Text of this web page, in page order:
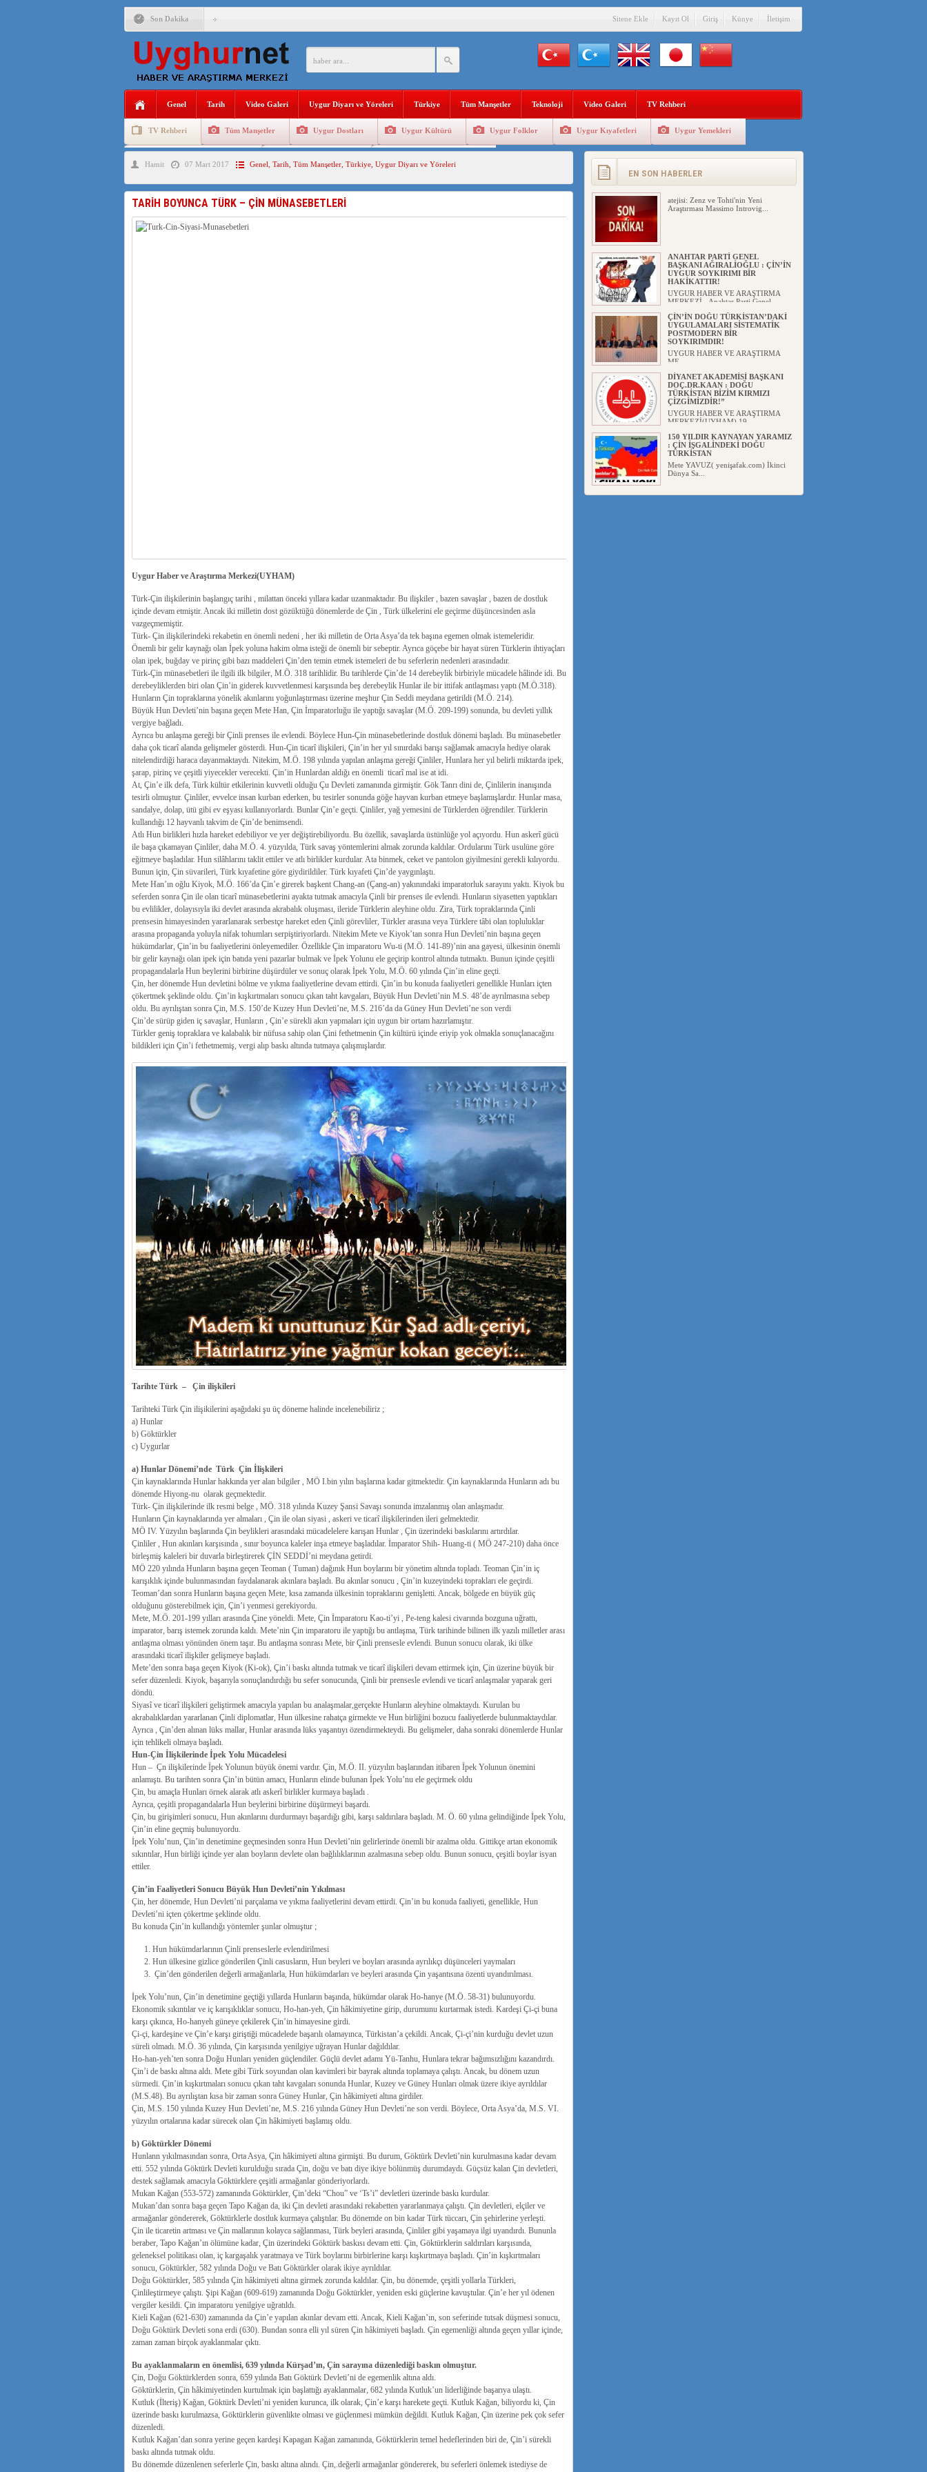
Son Dakika
ANAHTAR PARTİ GENEL BAŞKANI AĞIRALİOĞLU : ÇİN’İN UYGUR SOYKIRIMI BİR HAKİKATTIR!
ÇİN’İN DOĞU TÜRKİSTAN’DAKİ UYGULAMALARI SİSTEMATİK POSTMODERN BİR SOYKIRIMDIR!
DİYANET AKADEMİSİ BAŞKANI DOÇ.DR.KAAN : DOĞU TÜRKİSTAN BİZİM KIRMIZI ÇİZGİMİZDİR!”
150 YILDIR KAYNAYAN YARAMIZ : ÇİN İŞGALİNDEKİ DOĞU TÜRKİSTAN
MHP’DEN URUMÇİ KATLİAMI MESAJİ : 05.07.2009 URUMÇİ ŞEHİTLERİNİ RAHMETLE ANIYORUZ
ÇİN’İN ANKARA BÜYÜKELÇİSİ JİANG’İN TRABZON ZİYARETİ
Sitene Ekle Kayıt Ol Giriş Künye İletişim
Genel Tarih Video Galeri Uygur Diyarı ve Yöreleri Türkiye Tüm Manşetler Teknoloji Video Galeri TV Rehberi
TV Rehberi Tüm Manşetler Uygur Dostları Uygur Kültürü Uygur Folklor Uygur Kıyafetleri Uygur Yemekleri
Uygurlarda Düğün ve Cenaze
Hamit 07 Mart 2017 Genel Tarih Tüm Manşetler, Türkiye, Uygur Diyarı ve Yöreleri
TARİH BOYUNCA TÜRK – ÇİN MÜNASEBETLERİ
Uygur Haber ve Araştırma Merkezi(UYHAM)
Türk-Çin ilişkilerinin başlangıç tarihi , milattan önceki yıllara kadar uzanmaktadır. Bu ilişkiler , bazen savaşlar , bazen de dostluk
içinde devam etmiştir. Ancak iki milletin dost gözüktüğü dönemlerde de Çin , Türk ülkelerini ele geçirme düşüncesinden asla
vazgeçmemiştir.
Türk- Çin ilişkilerindeki rekabetin en önemli nedeni , her iki milletin de Orta Asya’da tek başına egemen olmak istemeleridir.
Önemli bir gelir kaynağı olan İpek yoluna hakim olma isteği de önemli bir sebeptir. Ayrıca göçebe bir hayat süren Türklerin ihtiyaçları
olan ipek, buğday ve pirinç gibi bazı maddeleri Çin’den temin etmek istemeleri de bu seferlerin nedenleri arasındadır.
Türk-Çin münasebetleri ile ilgili ilk bilgiler, M.Ö. 318 tarihlidir. Bu tarihlerde Çin’de 14 derebeylik birbiriyle mücadele hâlinde idi. Bu
derebeyliklerden biri olan Çin’in giderek kuvvetlenmesi karşısında beş derebeylik Hunlar ile bir ittifak antlaşması yaptı (M.Ö.318).
Hunların Çin topraklarına yönelik akınlarını yoğunlaştırması üzerine meşhur Çin Seddi meydana getirildi (M.Ö. 214).
Büyük Hun Devleti’nin başına geçen Mete Han, Çin İmparatorluğu ile yaptığı savaşlar (M.Ö. 209-199) sonunda, bu devleti yıllık
vergiye bağladı.
Ayrıca bu anlaşma gereği bir Çinli prenses ile evlendi. Böylece Hun-Çin münasebetlerinde dostluk dönemi başladı. Bu münasebetler
daha çok ticarî alanda gelişmeler gösterdi. Hun-Çin ticarî ilişkileri, Çin’in her yıl sınırdaki barışı sağlamak amacıyla hediye olarak
nitelendirdiği haraca dayanmaktaydı. Nitekim, M.Ö. 198 yılında yapılan anlaşma gereği Çinliler, Hunlara her yıl belirli miktarda ipek,
şarap, pirinç ve çeşitli yiyecekler verecekti. Çin’in Hunlardan aldığı en önemli ticarî mal ise at idi.
At, Çin’e ilk defa, Türk kültür etkilerinin kuvvetli olduğu Çu Devleti zamanında girmiştir. Gök Tanrı dini de, Çinlilerin inanışında
tesirli olmuştur. Çinliler, evvelce insan kurban ederken, bu tesirler sonunda göğe hayvan kurban etmeye başlamışlardır. Hunlar masa,
sandalye, dolap, ütü gibi ev eşyası kullanıyorlardı. Bunlar Çin’e geçti. Çinliler, yağ yemesini de Türklerden öğrendiler. Türklerin
kullandığı 12 hayvanlı takvim de Çin’de benimsendi.
Atlı Hun birlikleri hızla hareket edebiliyor ve yer değiştirebiliyordu. Bu özellik, savaşlarda üstünlüğe yol açıyordu. Hun askerî gücü
ile başa çıkamayan Çinliler, daha M.Ö. 4. yüzyılda, Türk savaş yöntemlerini almak zorunda kaldılar. Ordularını Türk usulüne göre
eğitmeye başladılar. Hun silâhlarını taklit ettiler ve atlı birlikler kurdular. Ata binmek, ceket ve pantolon giyilmesini gerekli kılıyordu.
Bunun için, Çin süvarileri, Türk kıyafetine göre giydirildiler. Türk kıyafeti Çin’de yaygınlaştı.
Mete Han’ın oğlu Kiyok, M.Ö. 166’da Çin’e girerek başkent Chang-an (Çang-an) yakınındaki imparatorluk sarayını yaktı. Kiyok bu
seferden sonra Çin ile olan ticarî münasebetlerini ayakta tutmak amacıyla Çinli bir prenses ile evlendi. Hunların siyasetten yaptıkları
bu evlilikler, dolayısıyla iki devlet arasında akrabalık oluşması, ileride Türklerin aleyhine oldu. Zira, Türk topraklarında Çinli
prensesin himayesinden yararlanarak serbestçe hareket eden Çinli görevliler, Türkler arasına veya Türklere tâbi olan topluluklar
arasına propaganda yoluyla nifak tohumları serpiştiriyorlardı. Nitekim Mete ve Kiyok’tan sonra Hun Devleti’nin başına geçen
hükümdarlar, Çin’in bu faaliyetlerini önleyemediler. Özellikle Çin imparatoru Wu-ti (M.Ö. 141-89)’nin ana gayesi, ülkesinin önemli
bir gelir kaynağı olan ipek için batıda yeni pazarlar bulmak ve İpek Yolunu ele geçirip kontrol altında tutmaktı. Bunun içinde çeşitli
propagandalarla Hun beylerini birbirine düşürdüler ve sonuç olarak İpek Yolu, M.Ö. 60 yılında Çin’in eline geçti.
Çin, her dönemde Hun devletini bölme ve yıkma faaliyetlerine devam ettirdi. Çin’in bu konuda faaliyetleri genellikle Hunları içten
çökertmek şeklinde oldu. Çin’in kışkırtmaları sonucu çıkan taht kavgaları, Büyük Hun Devleti’nin M.S. 48’de ayrılmasına sebep
oldu. Bu ayrılıştan sonra Çin, M.S. 150’de Kuzey Hun Devleti’ne, M.S. 216’da da Güney Hun Devleti’ne son verdi
Çin’de sürüp giden iç savaşlar, Hunların , Çin’e sürekli akın yapmaları için uygun bir ortam hazırlamıştır.
Türkler geniş topraklara ve kalabalık bir nüfusa sahip olan Çini fethetmenin Çin kültürü içinde eriyip yok olmakla sonuçlanacağını
bildikleri için Çin’i fethetmemiş, vergi alıp baskı altında tutmaya çalışmışlardır.
Tarihte Türk – Çin ilişkileri
Tarihteki Türk Çin ilişikilerini aşağıdaki şu üç döneme halinde incelenebiliriz ;
a) Hunlar
b) Göktürkler
c) Uygurlar
a) Hunlar Dönemi’nde Türk Çin İlişkileri
Çin kaynaklarında Hunlar hakkında yer alan bilgiler , MÖ I.bin yılın başlarına kadar gitmektedir. Çin kaynaklarında Hunların adı bu
dönemde Hiyong-nu olarak geçmektedir.
Türk- Çin ilişkilerinde ilk resmi belge , MÖ. 318 yılında Kuzey Şansi Savaşı sonunda imzalanmış olan anlaşmadır.
Hunların Çin kaynaklarında yer almaları , Çin ile olan siyasi , askeri ve ticarî ilişkilerinden ileri gelmektedir.
MÖ IV. Yüzyılın başlarında Çin beylikleri arasındaki mücadelelere karışan Hunlar , Çin üzerindeki baskılarını artırdılar.
Çinliler , Hun akınları karşısında , sınır boyunca kaleler inşa etmeye başladılar. İmparator Shih- Huang-ti ( MÖ 247-210) daha önce
birleşmiş kaleleri bir duvarla birleştirerek ÇİN SEDDİ’ni meydana getirdi.
MÖ 220 yılında Hunların başına geçen Teoman ( Tuman) dağınık Hun boylarını bir yönetim altında topladı. Teoman Çin’in iç
karışıklık içinde bulunmasından faydalanarak akınlara başladı. Bu akınlar sonucu , Çin’in kuzeyindeki toprakları ele geçirdi.
Teoman’dan sonra Hunların başına geçen Mete, kısa zamanda ülkesinin topraklarını genişletti. Ancak, bölgede en büyük güç
olduğunu gösterebilmek için, Çin’i yenmesi gerekiyordu.
Mete, M.Ö. 201-199 yılları arasında Çine yöneldi. Mete, Çin İmparatoru Kao-ti’yi , Pe-teng kalesi civarında bozguna uğrattı,
imparator, barış istemek zorunda kaldı. Mete’nin Çin imparatoru ile yaptığı bu antlaşma, Türk tarihinde bilinen ilk yazılı milletler arası
antlaşma olması yönünden önem taşır. Bu antlaşma sonrası Mete, bir Çinli prensesle evlendi. Bunun sonucu olarak, iki ülke
arasındaki ticarî ilişkiler gelişmeye başladı.
Mete’den sonra başa geçen Kiyok (Ki-ok), Çin’i baskı altında tutmak ve ticarî ilişkileri devam ettirmek için, Çin üzerine büyük bir
sefer düzenledi. Kiyok, başarıyla sonuçlandırdığı bu sefer sonucunda, Çinli bir prensesle evlendi ve ticarî anlaşmalar yaparak geri
döndü.
Siyasî ve ticarî ilişkileri geliştirmek amacıyla yapılan bu analaşmalar,gerçekte Hunların aleyhine olmaktaydı. Kurulan bu
akrabalıklardan yararlanan Çinli diplomatlar, Hun ülkesine rahatça girmekte ve Hun birliğini bozucu faaliyetlerde bulunmaktaydılar.
Ayrıca , Çin’den alınan lüks mallar, Hunlar arasında lüks yaşantıyı özendirmekteydi. Bu gelişmeler, daha sonraki dönemlerde Hunlar
için tehlikeli olmaya başladı.
Hun-Çin İlişkilerinde İpek Yolu Mücadelesi
Hun – Çn ilişkilerinde İpek Yolunun büyük önemi vardır. Çin, M.Ö. II. yüzyılın başlarından itibaren İpek Yolunun önemini
anlamıştı. Bu tarihten sonra Çin’in bütün amacı, Hunların elinde bulunan İpek Yolu’nu ele geçirmek oldu
Çin, bu amaçla Hunları örnek alarak atlı askerî birlikler kurmaya başladı .
Ayrıca, çeşitli propagandalarla Hun beylerini birbirine düşürmeyi başardı.
Çin, bu girişimleri sonucu, Hun akınlarını durdurmayı başardığı gibi, karşı saldırılara başladı. M. Ö. 60 yılına gelindiğinde İpek Yolu,
Çin’in eline geçmiş bulunuyordu.
İpek Yolu’nun, Çin’in denetimine geçmesinden sonra Hun Devleti’nin gelirlerinde önemli bir azalma oldu. Gittikçe artan ekonomik
sıkıntılar, Hun birliği içinde yer alan boyların devlete olan bağlılıklarının azalmasına sebep oldu. Bunun sonucu, çeşitli boylar isyan
ettiler.
Çin’in Faaliyetleri Sonucu Büyük Hun Devleti’nin Yıkılması
Çin, her dönemde, Hun Devleti’ni parçalama ve yıkma faaliyetlerini devam ettirdi. Çin’in bu konuda faaliyeti, genellikle, Hun
Devleti’ni içten çökertme şeklinde oldu.
Bu konuda Çin’in kullandığı yöntemler şunlar olmuştur ;
Hun hükümdarlarının Çinli prenseslerle evlendirilmesi
Hun ülkesine gizlice gönderilen Çinli casusların, Hun beyleri ve boyları arasında ayrılıkçı düşünceleri yaymaları
Çin’den gönderilen değerli armağanlarla, Hun hükümdarları ve beyleri arasında Çin yaşantısına özenti uyandırılması.
İpek Yolu’nun, Çin’in denetimine geçtiği yıllarda Hunların başında, hükümdar olarak Ho-hanye (M.Ö. 58-31) bulunuyordu.
Ekonomik sıkıntılar ve iç karışıklıklar sonucu, Ho-han-yeh, Çin hâkimiyetine girip, durumunu kurtarmak istedi. Kardeşi Çi-çi buna
karşı çıkınca, Ho-hanyeh güneye çekilerek Çin’in himayesine girdi.
Çi-çi, kardeşine ve Çin’e karşı giriştiği mücadelede başarılı olamayınca, Türkistan’a çekildi. Ancak, Çi-çi’nin kurduğu devlet uzun
süreli olmadı. M.Ö. 36 yılında, Çin karşısında yenilgiye uğrayan Hunlar dağıldılar.
Ho-han-yeh’ten sonra Doğu Hunları yeniden güçlendiler. Güçlü devlet adamı Yü-Tanhu, Hunlara tekrar bağımsızlığını kazandırdı.
Çin’i de baskı altına aldı. Mete gibi Türk soyundan olan kavimleri bir bayrak altında toplamaya çalıştı. Ancak, bu dönem uzun
sürmedi. Çin’in kışkırtmaları sonucu çıkan taht kavgaları sonunda Hunlar, Kuzey ve Güney Hunları olmak üzere ikiye ayrıldılar
(M.S.48). Bu ayrılıştan kısa bir zaman sonra Güney Hunlar, Çin hâkimiyeti altına girdiler.
Çin, M.S. 150 yılında Kuzey Hun Devleti’ne, M.S. 216 yılında Güney Hun Devleti’ne son verdi. Böylece, Orta Asya’da, M.S. VI.
yüzyılın ortalarına kadar sürecek olan Çin hâkimiyeti başlamış oldu.
b) Göktürkler Dönemi
Hunlann yıkılmasından sonra, Orta Asya, Çin hâkimiyeti altına girmişti. Bu durum, Göktürk Devleti’nin kurulmasına kadar devam
etti. 552 yılında Göktürk Devleti kurulduğu sırada Çin, doğu ve batı diye ikiye bölünmüş durumdaydı. Güçsüz kalan Çin devletleri,
destek sağlamak amacıyla Göktürklere çeşitli armağanlar gönderiyorlardı.
Mukan Kağan (553-572) zamanında Göktürkler, Çin’deki “Chou” ve ‘Ts’i” devletleri üzerinde baskı kurdular.
Mukan’dan sonra başa geçen Tapo Kağan da, iki Çin devleti arasındaki rekabetten yararlanmaya çalıştı. Çin devletleri, elçiler ve
armağanlar göndererek, Göktürklerle dostluk kurmaya çalıştılar. Bu dönemde on bin kadar Türk tüccarı, Çin şehirlerine yerleşti.
Çin ile ticaretin artması ve Çin mallarının kolayca sağlanması, Türk beyleri arasında, Çinliler gibi yaşamaya ilgi uyandırdı. Bununla
beraber, Tapo Kağan’ın ölümüne kadar, Çin üzerindeki Göktürk baskısı devam etti. Çin, Göktürklerin saldırıları karşısında,
geleneksel politikası olan, iç kargaşalık yaratmaya ve Türk boylarını birbirlerine karşı kışkırtmaya başladı. Çin’in kışkırtmaları
sonucu, Göktürkler, 582 yılında Doğu ve Batı Göktürkler olarak ikiye ayrıldılar.
Doğu Göktürkler, 585 yılında Çin hâkimiyeti altına girmek zorunda kaldılar. Çin, bu dönemde, çeşitli yollarla Türkleri,
Çinlileştirmeye çalıştı. Şipi Kağan (609-619) zamanında Doğu Göktürkler, yeniden eski güçlerine kavuştular. Çin’e her yıl ödenen
vergiler kesildi. Çin imparatoru yenilgiye uğratıldı.
Kieli Kağan (621-630) zamanında da Çin’e yapılan akınlar devam etti. Ancak, Kieli Kağan’ın, son seferinde tutsak düşmesi sonucu,
Doğu Göktürk Devleti sona erdi (630). Bundan sonra elli yıl süren Çin hâkimiyeti başladı. Çin egemenliği altında geçen yıllar içinde,
zaman zaman birçok ayaklanmalar çıktı.
Bu ayaklanmaların en önemlisi, 639 yılında Kürşad’ın, Çin sarayına düzenlediği baskın olmuştur.
Çin, Doğu Göktürklerden sonra, 659 yılında Batı Göktürk Devleti’ni de egemenlik altına aldı.
Göktürklerin, Çin hâkimiyetinden kurtulmak için başlattığı ayaklanmalar, 682 yılında Kutluk’un liderliğinde başarıya ulaştı.
Kutluk (İlteriş) Kağan, Göktürk Devleti’ni yeniden kurunca, ilk olarak, Çin’e karşı harekete geçti. Kutluk Kağan, biliyordu ki, Çin
üzerinde baskı kurulmazsa, Göktürklerin güvenlikte olması ve güçlenmesi mümkün değildi. Kutluk Kağan, Çin üzerine pek çok sefer
düzenledi.
Kutluk Kağan’dan sonra yerine geçen kardeşi Kapagan Kağan zamanında, Göktürklerin temel hedeflerinden biri de, Çin’i sürekli
baskı altında tutmak oldu.
Bu dönemde düzenlenen seferlerle Çin, baskı altına alındı. Çin,.değerli armağanlar göndererek, bu seferleri önlemek istediyse de
EN SON HABERLER
MEŞRULAŞTIRDIĞI ÇKP DEVLET
TERÖRÜ
yönetimi 4 Ağustos 2...
PAKİSTAN,AFGANİSTAN’DA
YAŞAYAN UYGURLARA KARŞI
ÇİN İLE İŞBİRLİĞİ YAPACAK
MERKEZİ(UYHAM) İşgalci Ç...
atejisi: Zenz ve Tohti'nin Yeni
Araştırması Massimo Introvig...
ANAHTAR PARTİ GENEL
BAŞKANI AĞIRALİOĞLU : ÇİN’İN
UYGUR SOYKIRIMI BİR
HAKİKATTIR!
UYGUR HABER VE ARAŞTIRMA
MERKEZİ Anahtar Parti Genel
ÇİN’İN DOĞU TÜRKİSTAN’DAKİ
UYGULAMALARI SİSTEMATİK
POSTMODERN BİR
SOYKIRIMDIR!
UYGUR HABER VE ARAŞTIRMA
ME...
DİYANET AKADEMİSİ BAŞKANI
DOÇ.DR.KAAN : DOĞU
TÜRKİSTAN BİZİM KIRMIZI
ÇİZGİMİZDİR!”
UYGUR HABER VE ARAŞTIRMA
MERKEZİ(UYHAM) 19...
150 YILDIR KAYNAYAN YARAMIZ
: ÇİN İŞGALİNDEKİ DOĞU
TÜRKİSTAN
Mete YAVUZ( yenişafak.com) İkinci
Dünya Sa...
ÇİN’İN UYGUR POLİTİKALARINI